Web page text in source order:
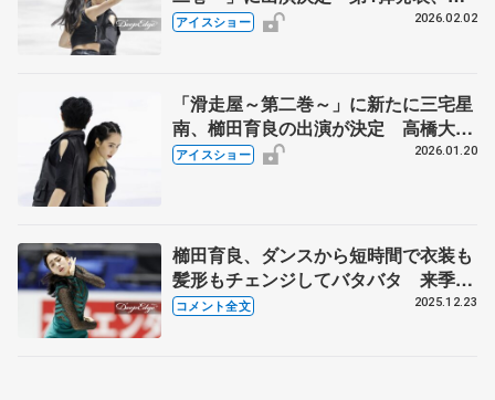
橋大輔プロデュースアイスショー
アイスショー 2026.02.02
「滑走屋～第二巻～」に新たに三宅星
南、櫛田育良の出演が決定 高橋大輔
プロデュースアイスショー、第2弾発
アイスショー 2026.01.20
櫛田育良、ダンスから短時間で衣装も
髪形もチェンジしてバタバタ 来季も
二刀流希望「アドレナリンまだ出てい
コメント全文 2025.12.23